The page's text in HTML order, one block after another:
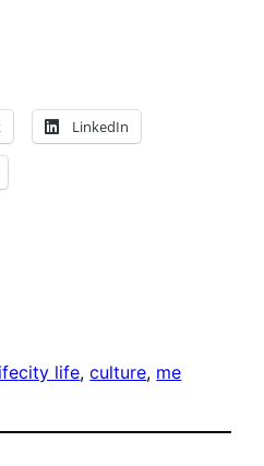
LinkedIn
city life, culture, me